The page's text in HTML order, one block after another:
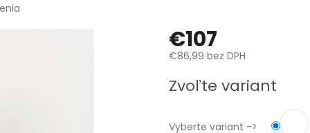
€107
€86,99 bez DPH
cena:
Zvoľte variant
Vyberte variant ->